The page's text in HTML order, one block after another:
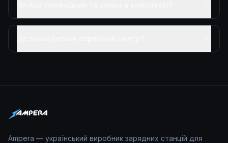
Ampera — український виробник зарядних станцій для